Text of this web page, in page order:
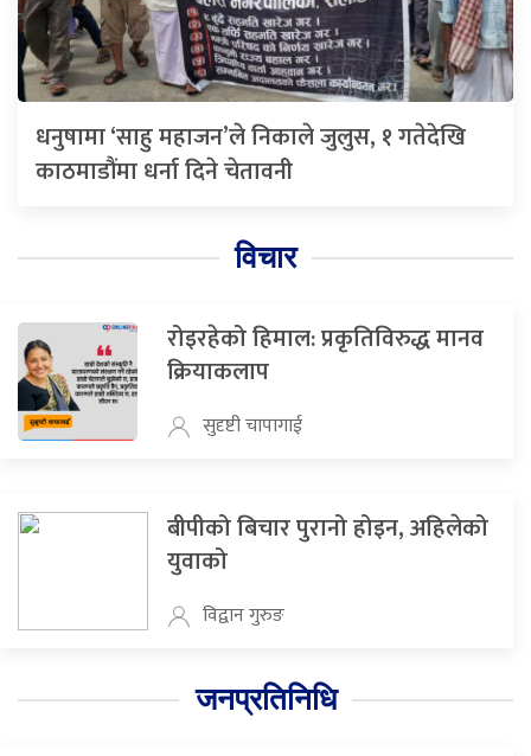
धनुषामा ‘साहु महाजन’ले निकाले जुलुस, १ गतेदेखि
काठमाडौंमा धर्ना दिने चेतावनी
विचार
रोइरहेको हिमाल: प्रकृतिविरुद्ध मानव
क्रियाकलाप
सुदृष्टी चापागाई
बीपीको बिचार पुरानो होइन, अहिलेको
युवाको
विद्वान गुरुङ
जनप्रतिनिधि